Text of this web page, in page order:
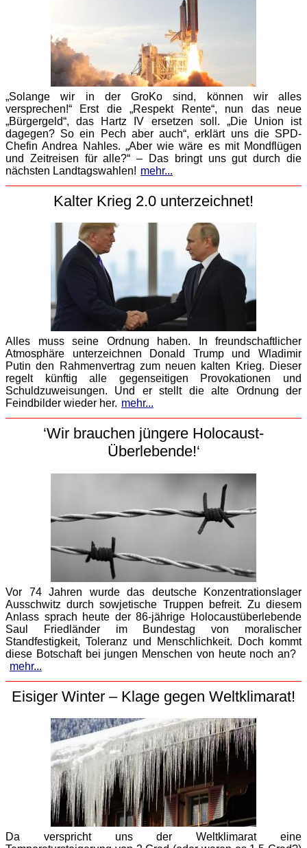
„Solange wir in der GroKo sind, können wir alles
versprechen!“ Erst die „Respekt Rente“, nun das neue
„Bürgergeld“, das Hartz IV ersetzen soll. „Die Union ist
dagegen? So ein Pech aber auch“, erklärt uns die SPD-
Chefin Andrea Nahles. „Aber wie wäre es mit Mondflügen
und Zeitreisen für alle?“ – Das bringt uns gut durch die
nächsten Landtagswahlen! mehr...
Kalter Krieg 2.0 unterzeichnet!
Alles muss seine Ordnung haben. In freundschaftlicher
Atmosphäre unterzeichnen Donald Trump und Wladimir
Putin den Rahmenvertrag zum neuen kalten Krieg. Dieser
regelt künftig alle gegenseitigen Provokationen und
Schuldzuweisungen. Und er stellt die alte Ordnung der
Feindbilder wieder her. mehr...
‘Wir brauchen jüngere Holocaust-
Überlebende!‘
Vor 74 Jahren wurde das deutsche Konzentrationslager
Ausschwitz durch sowjetische Truppen befreit. Zu diesem
Anlass sprach heute der 86-jährige Holocaustüberlebende
Saul Friedländer im Bundestag von moralischer
Standfestigkeit, Toleranz und Menschlichkeit. Doch kommt
diese Botschaft bei jungen Menschen von heute noch an?
mehr...
Eisiger Winter – Klage gegen Weltklimarat!
Da verspricht uns der Weltklimarat eine